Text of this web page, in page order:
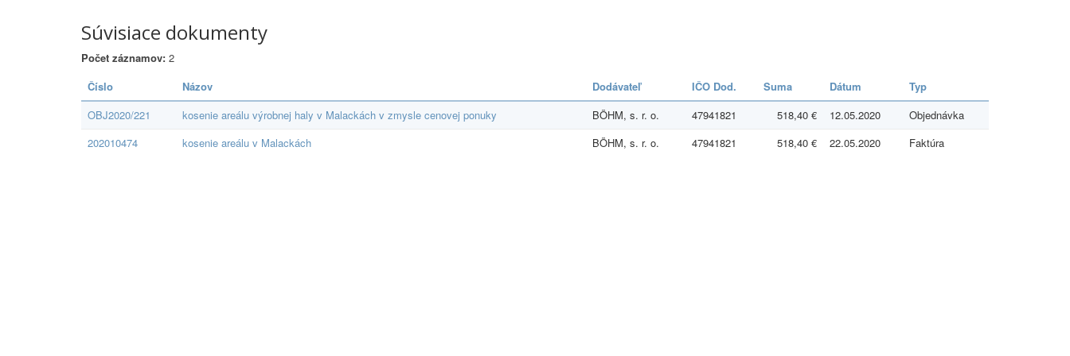
Súvisiace dokumenty
Počet záznamov: 2
Číslo
Názov Dodávateľ IČO Dod. Suma Dátum
Typ
OBJ2020/221
kosenie areálu výrobnej haly v Malackách v zmysle cenovej ponuky BÖHM, s. r. o. 47941821 518,40 € 12.05.2020
Objednávka
202010474
kosenie areálu v Malackách BÖHM, s. r. o. 47941821 518,40 € 22.05.2020 Faktúra